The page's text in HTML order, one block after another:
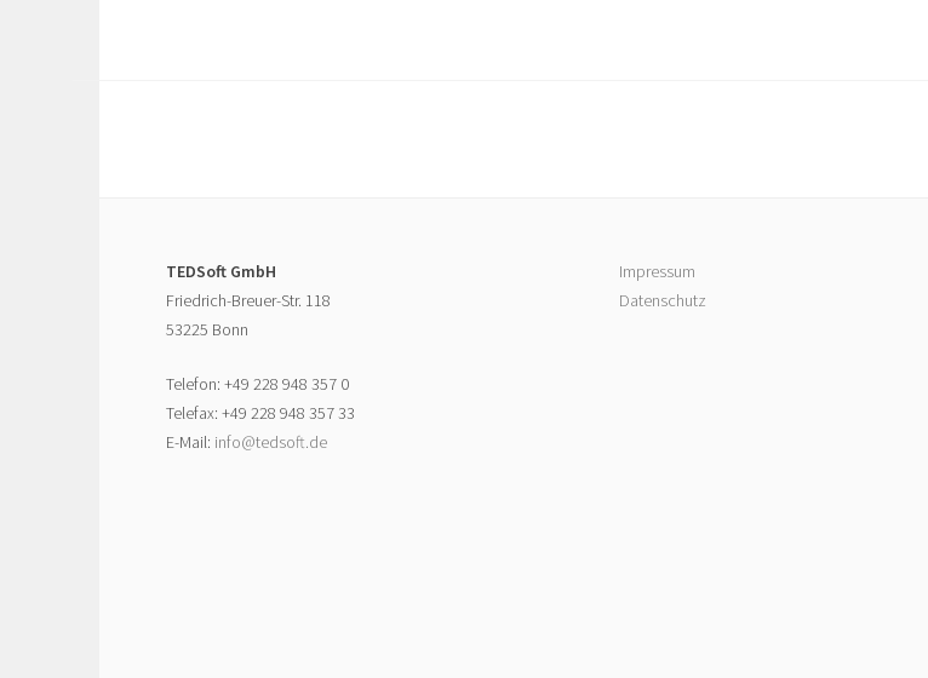
TEDSoft GmbH
Friedrich-Breuer-Str. 118
53225 Bonn
Telefon: +49 228 948 357 0
Telefax: +49 228 948 357 33
E-Mail: info@tedsoft.de
Impressum
Datenschutz